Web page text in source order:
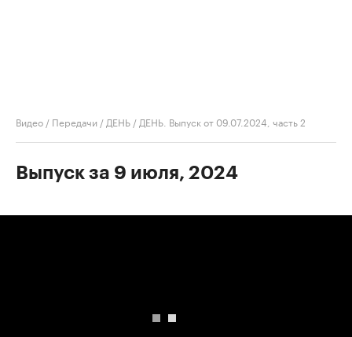
Видео / Передачи / ДЕНЬ / ДЕНЬ. Выпуск от 09.07.2024, часть 2
Выпуск за 9 июля, 2024